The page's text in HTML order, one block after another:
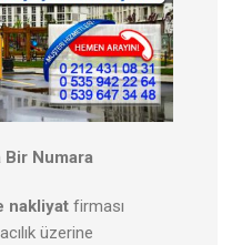
Bir Numara
nakliyatfirması
üzerine